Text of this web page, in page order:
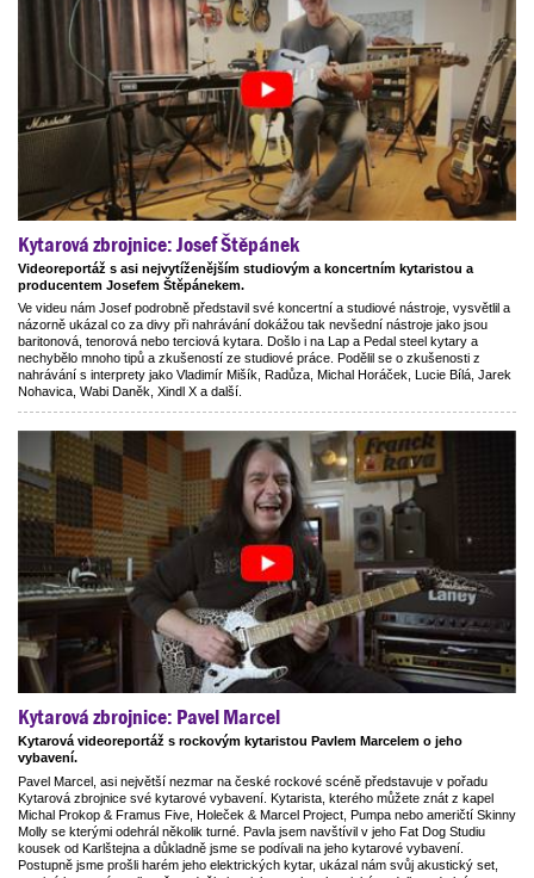
Kytarová zbrojnice: Josef Štěpánek
Videoreportáž s asi nejvytíženějším studiovým a koncertním kytaristou a
producentem Josefem Štěpánekem.
Ve videu nám Josef podrobně představil své koncertní a studiové nástroje, vysvětlil a
názorně ukázal co za divy při nahrávání dokážou tak nevšední nástroje jako jsou
baritonová, tenorová nebo terciová kytara. Došlo i na Lap a Pedal steel kytary a
nechybělo mnoho tipů a zkušeností ze studiové práce. Podělil se o zkušenosti z
nahrávání s interprety jako Vladimír Mišík, Radůza, Michal Horáček, Lucie Bílá, Jarek
Nohavica, Wabi Daněk, Xindl X a další.
Kytarová zbrojnice: Pavel Marcel
Kytarová videoreportáž s rockovým kytaristou Pavlem Marcelem o jeho
vybavení.
Pavel Marcel, asi největší nezmar na české rockové scéně představuje v pořadu
Kytarová zbrojnice své kytarové vybavení. Kytarista, kterého můžete znát z kapel
Michal Prokop & Framus Five, Holeček & Marcel Project, Pumpa nebo američtí Skinny
Molly se kterými odehrál několik turné. Pavla jsem navštívil v jeho Fat Dog Studiu
kousek od Karlštejna a důkladně jsme se podívali na jeho kytarové vybavení.
Postupně jsme prošli harém jeho elektrických kytar, ukázal nám svůj akustický set,